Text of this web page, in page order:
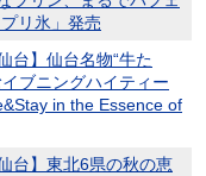
リ氷」発売
台】仙台名物“牛た
ブニングハイティー
in the Essence of
台】東北6県の秋の恵